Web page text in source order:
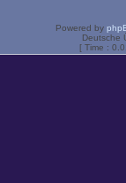
Powered by
Deutsche
[ Time :